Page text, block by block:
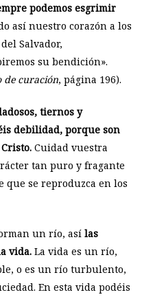
podemos esgrimir
así nuestro corazón a los
Salvador,
su bendición».
de curación, página 196).
tiernos y
debilidad, porque son
Cuidad vuestra
tan puro y fragante
que se reproduzca en los
un río, así las
vida.La vida es un río,
o es un río turbulento,
En esta vida podéis